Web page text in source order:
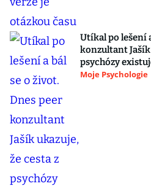
Utíkal po lešení
konzultant Jašík
psychózy
Moje Psychologie